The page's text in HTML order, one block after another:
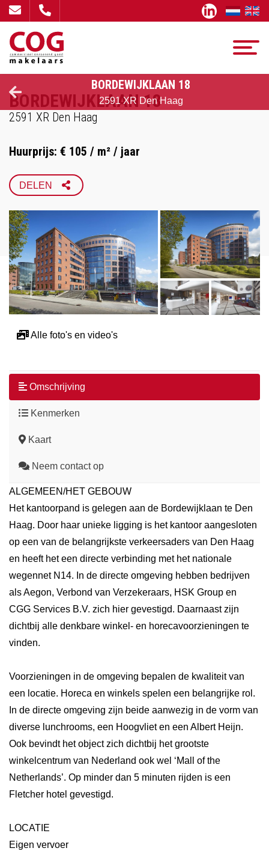
BORDEWIJKLAAN 18
2591 XR Den Haag
BORDEWIJKLAAN 18
2591 XR Den Haag
Huurprijs: € 105 / m² / jaar
DELEN
WHATSAPP
EMAIL
Alle foto's en video's
Omschrijving
Kenmerken
Kaart
Neem contact op
ALGEMEEN/HET GEBOUW
Het kantoorpand is gelegen aan de Bordewijklaan te Den
Haag. Door haar unieke ligging is het kantoor aangesloten
op een van de belangrijkste verkeersaders van Den Haag
en heeft het een directe verbinding met het nationale
wegennet N14. In de directe omgeving hebben bedrijven
als Aegon, Verbond van Verzekeraars, HSK Group en
CGG Services B.V. zich hier gevestigd. Daarnaast zijn
dichtbij alle denkbare winkel- en horecavoorzieningen te
vinden.
Voorzieningen in de omgeving bepalen de kwaliteit van
een locatie. Horeca en winkels spelen een belangrijke rol.
In de directe omgeving zijn beide aanwezig in de vorm van
diverse lunchrooms, een Hoogvliet en een Albert Heijn.
Ook bevindt het object zich dichtbij het grootste
winkelcentrum van Nederland ook wel ‘Mall of the
Netherlands’. Op minder dan 5 minuten rijden is een
Fletcher hotel gevestigd.
LOCATIE
Eigen vervoer